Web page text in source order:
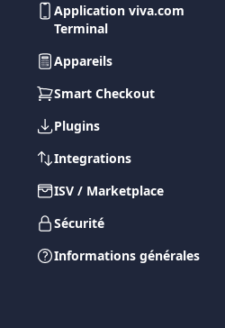
Application viva.com
Terminal
Appareils
Smart Checkout
Plugins
Integrations
ISV / Marketplace
Sécurité
Informations générales